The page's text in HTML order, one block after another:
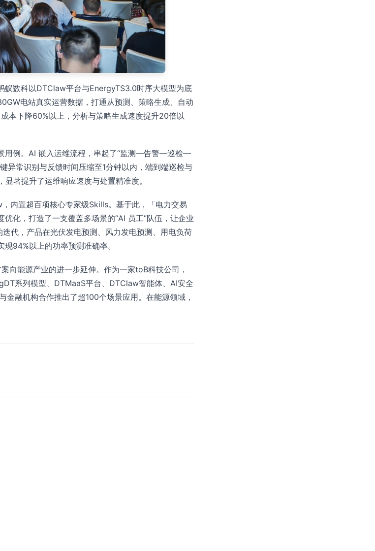
蚁数科以DTClaw平台与EnergyTS3.0时序大模型为底
电站真实运营数据，打通从预测、策略生成、自动
本下降60%以上，分析与策略生成速度提升20倍以
用例。AI 嵌入运维流程，串起了“监测—告警—巡检—
常识别与反馈时间压缩至1分钟以内，端到端巡检与
著提升了运维响应速度与处置精准度。
内置超百项核心专家级Skills。基于此，「电力交易
化，打造了一支覆盖多场景的“AI 员工”队伍，让企业
代，产品在光伏发电预测、风力发电预测、用电负荷
94%以上的功率预测准确率。
向能源产业的进一步延伸。作为一家toB科技公司，
系列模型、DTMaaS平台、DTClaw智能体、AI安全
融机构合作推出了超100个场景应用。在能源领域，